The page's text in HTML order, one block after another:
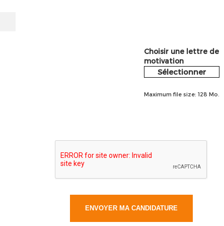
Choisir une lettre de
motivation
Sélectionner
Maximum file size: 128 Mo.